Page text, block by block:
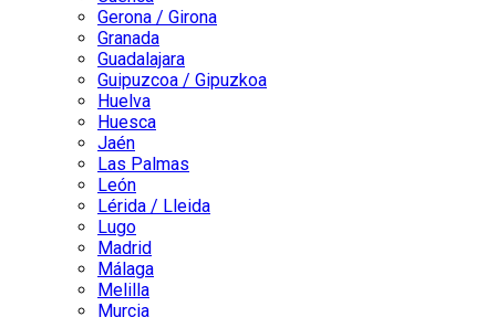
Gerona / Girona
Granada
Guadalajara
Guipuzcoa / Gipuzkoa
Huelva
Huesca
Jaén
Las Palmas
León
Lérida / Lleida
Lugo
Madrid
Málaga
Melilla
Murcia